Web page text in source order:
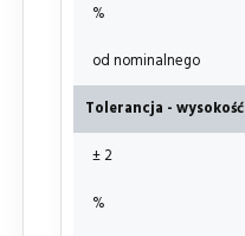
%
od nominalnego
Tolerancja - wysokość
± 2
%